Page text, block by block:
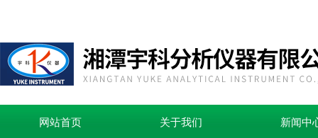
网站首页 关于我们 新闻中